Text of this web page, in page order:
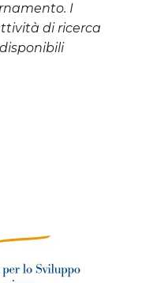
I
di ricerca